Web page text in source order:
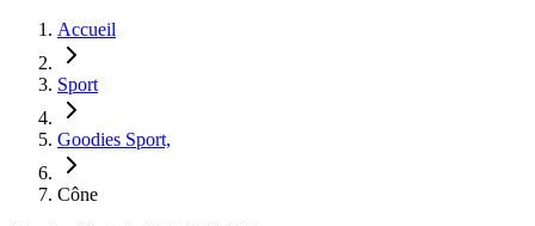
Accueil
Sport
Goodies Sport,
Cône